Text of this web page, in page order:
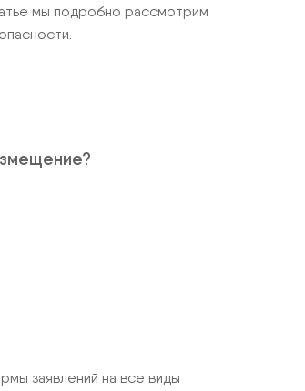
мы подробно рассмотрим
заявлений на все виды